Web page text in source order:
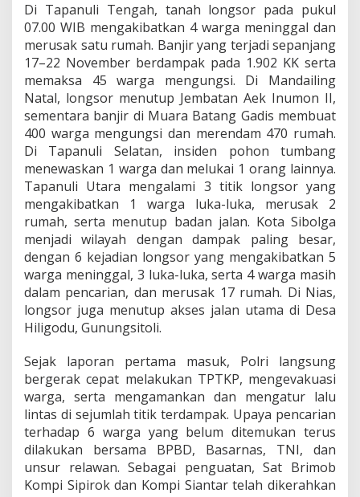
A
J
a
k
a
r
t
a
,
2
N
o
v
e
m
b
e
r
2
0
2
5
Di Tapanuli Tengah, tanah longsor pada pukul
07.00 WIB mengakibatkan 4 warga meninggal dan
merusak satu rumah. Banjir yang terjadi sepanjang
17–22 November berdampak pada 1.902 KK serta
memaksa 45 warga mengungsi. Di Mandailing
Natal, longsor menutup Jembatan Aek Inumon II,
sementara banjir di Muara Batang Gadis membuat
400 warga mengungsi dan merendam 470 rumah.
Di Tapanuli Selatan, insiden pohon tumbang
menewaskan 1 warga dan melukai 1 orang lainnya.
Tapanuli Utara mengalami 3 titik longsor yang
mengakibatkan 1 warga luka-luka, merusak 2
rumah, serta menutup badan jalan. Kota Sibolga
menjadi wilayah dengan dampak paling besar,
dengan 6 kejadian longsor yang mengakibatkan 5
warga meninggal, 3 luka-luka, serta 4 warga masih
dalam pencarian, dan merusak 17 rumah. Di Nias,
longsor juga menutup akses jalan utama di Desa
Hiligodu, Gunungsitoli.
Sejak laporan pertama masuk, Polri langsung
bergerak cepat melakukan TPTKP, mengevakuasi
warga, serta mengamankan dan mengatur lalu
lintas di sejumlah titik terdampak. Upaya pencarian
terhadap 6 warga yang belum ditemukan terus
dilakukan bersama BPBD, Basarnas, TNI, dan
unsur relawan. Sebagai penguatan, Sat Brimob
Kompi Sipirok dan Kompi Siantar telah dikerahkan